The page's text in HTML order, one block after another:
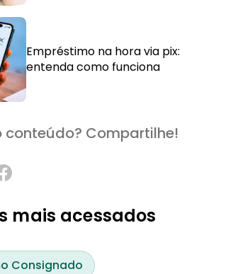
Empréstimo na hora via pix:
entenda como funciona
conteúdo? Compartilhe!
mais acessados
Consignado